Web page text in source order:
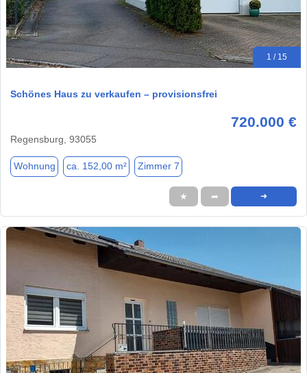
1 / 15
Schönes Haus zu verkaufen – provisionsfrei
720.000 €
Regensburg, 93055
Wohnung ca. 152,00 m² Zimmer 7
★ ➦ ➜